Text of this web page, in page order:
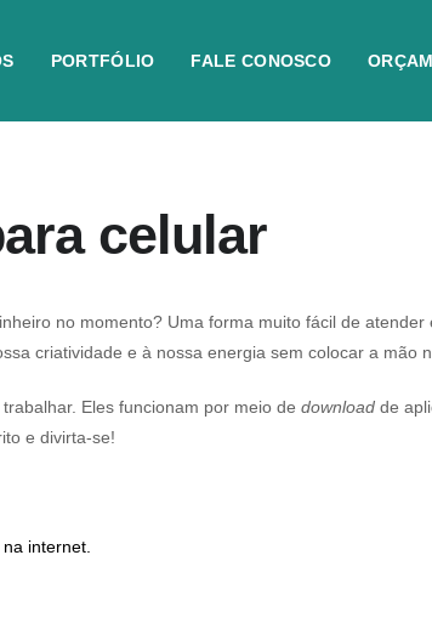
PORTFÓLIO FALE CONOSCO
celular
no momento? Uma forma muito fácil de atender
criatividade e à nossa energia sem colocar a mão
Eles funcionam por meio de download de
e divirta-se!
internet.